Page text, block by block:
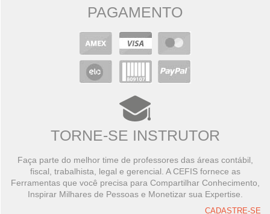
PAGAMENTO
TORNE-SE INSTRUTOR
Faça parte do melhor time de professores das áreas contábil,
fiscal, trabalhista, legal e gerencial. A CEFIS fornece as
Ferramentas que você precisa para Compartilhar Conhecimento,
Inspirar Milhares de Pessoas e Monetizar sua Expertise.
CADASTRE-SE